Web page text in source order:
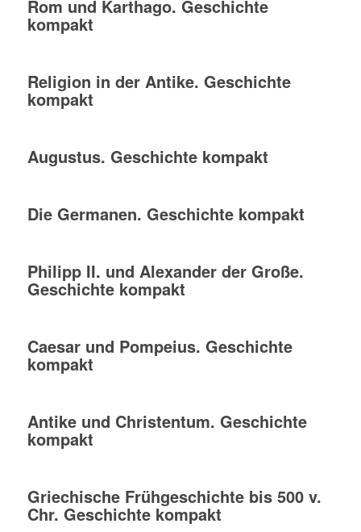
Rom und Karthago. Geschichte
kompakt
Religion in der Antike. Geschichte
kompakt
Augustus. Geschichte kompakt
Die Germanen. Geschichte kompakt
Philipp II. und Alexander der Große.
Geschichte kompakt
Caesar und Pompeius. Geschichte
kompakt
Antike und Christentum. Geschichte
kompakt
Griechische Frühgeschichte bis 500 v.
Chr. Geschichte kompakt